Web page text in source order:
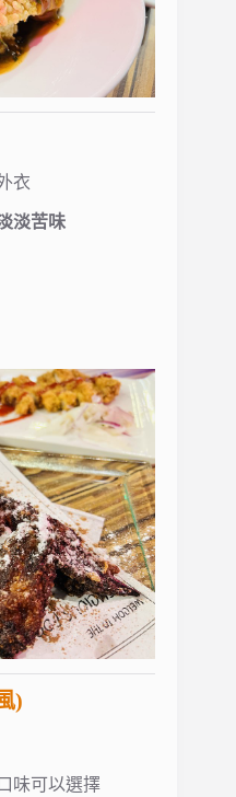
衣
淡苦味
)
味可以選擇